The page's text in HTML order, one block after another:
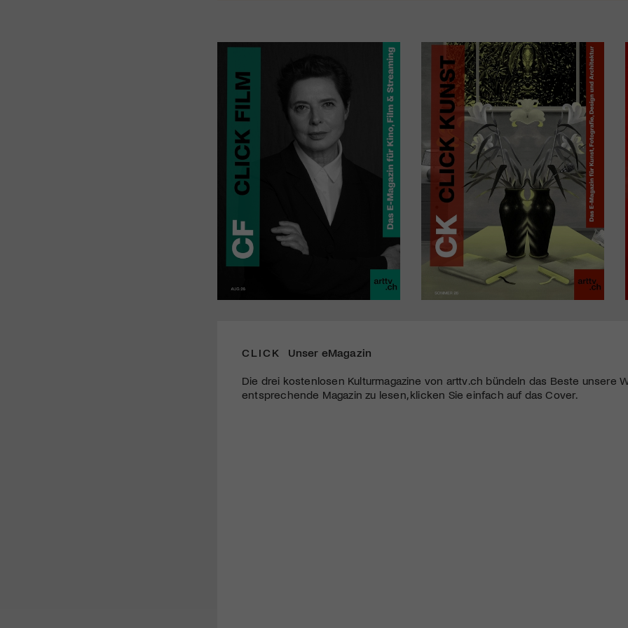
CLICK Unser eMagazin
Die drei kostenlosen Kulturmagazine von arttv.ch bündeln das Beste unsere
entsprechende Magazin zu lesen, klicken Sie einfach auf das Cover.